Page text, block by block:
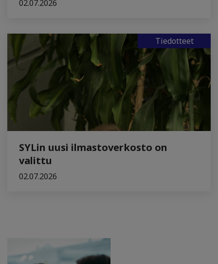
02.07.2026
Tiedotteet
SYLin uusi ilmastoverkosto on
valittu
02.07.2026